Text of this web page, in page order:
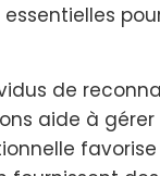
de
aide à